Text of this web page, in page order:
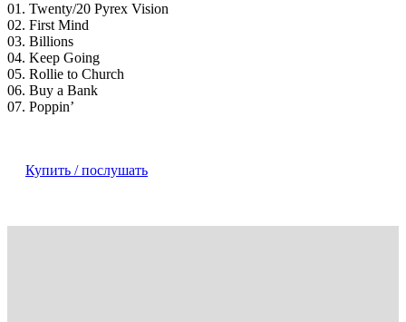
01. Twenty/20 Pyrex Vision
02. First Mind
03. Billions
04. Keep Going
05. Rollie to Church
06. Buy a Bank
07. Poppin’
Купить / послушать